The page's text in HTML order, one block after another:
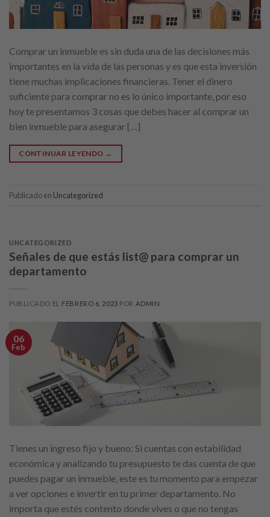
Comprar un inmueble es sin duda una de las decisiones más
importantes en la vida de las personas y es que esta inversión
tiene muchas implicaciones financieras. Tener el dinero
suficiente para comprar no es lo único importante, por eso
hoy te presentamos 3 cosas que debes hacer al comprar un
bien inmueble para asegurar […]
CONTINUAR LEYENDO →
Publicado en Uncategorized
UNCATEGORIZED
Señales de que estás list@ para comprar un
departamento
PUBLICADO EL FEBRERO 6, 2023 POR ADMIN
06
Feb
Tienes un ingreso fijo y bueno: Si cuentas con estabilidad
económica y analizando tu presupuesto te das cuenta de que
puedes pagar un inmueble, este es tu momento para empezar
a ver opciones e invertir en tu primer departamento. No
importa que estés contento donde vives o que no tengas